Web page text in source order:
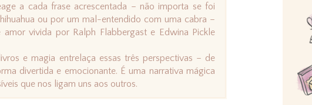
a cada frase acrescentada – não importa se foi
ou por um mal-entendido com uma cabra –
vivida por Ralph Flabbergast e Edwina Pickle
e magia entrelaça essas três perspectivas – de
divertida e emocionante. É uma narrativa mágica
que nos ligam uns aos outros.